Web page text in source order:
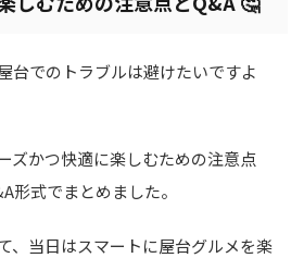
台でのトラブルは避けたいですよ
ズかつ快適に楽しむための注意点
形式でまとめました。
、当日はスマートに屋台グルメを楽